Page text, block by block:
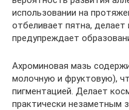
использовании на
отбеливает пятна,
предупреждает
Ахроминовая мазь
молочную и фруктовую),
пигментацией. Делает
практически незаметным